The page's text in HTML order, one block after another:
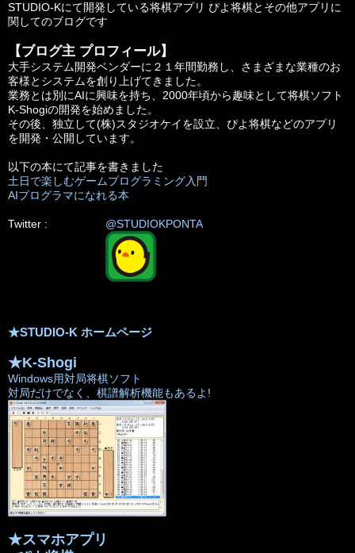
STUDIO-Kにて開発している将棋アプリ ぴよ将棋とその他アプリに
関してのブログです
【ブログ主 プロフィール】
大手システム開発ベンダーに２１年間勤務し、さまざまな業種のお
客様とシステムを創り上げてきました。
業務とは別にAIに興味を持ち、2000年頃から趣味として将棋ソフト
K-Shogiの開発を始めました。
その後、独立して(株)スタジオケイを設立、ぴよ将棋などのアプリ
を開発・公開しています。
以下の本にて記事を書きました
土日で楽しむゲームプログラミング入門
AIプログラマになれる本
Twitter : @STUDIOKPONTA
★STUDIO-K ホームページ
★K-Shogi
Windows用対局将棋ソフト
対局だけでなく、棋譜解析機能もあるよ!
★スマホアプリ